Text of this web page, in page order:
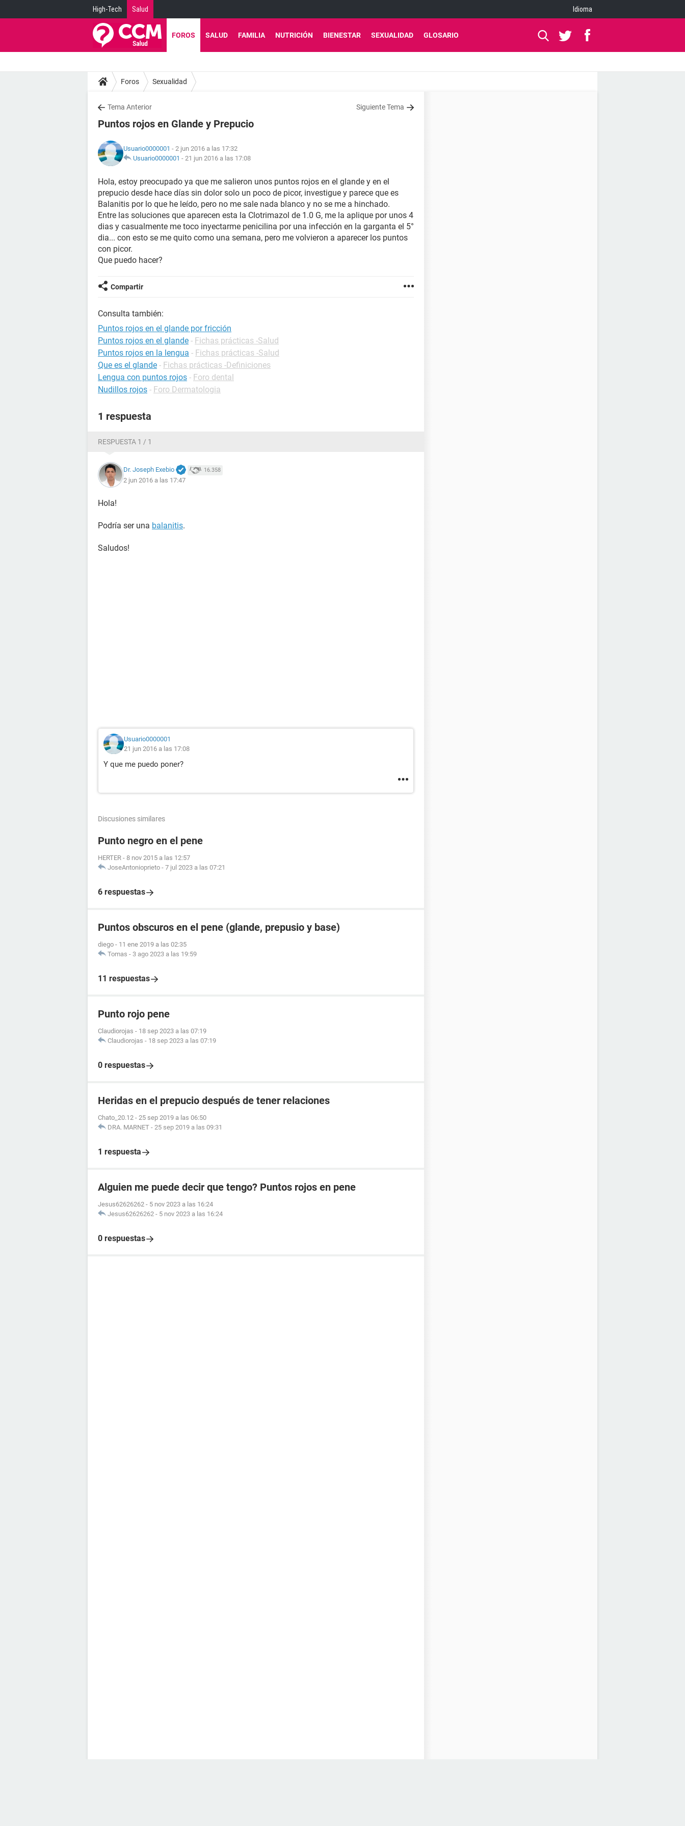
High-Tech Salud Idioma
FOROS SALUD FAMILIA NUTRICIÓN BIENESTAR SEXUALIDAD GLOSARIO
Foros Sexualidad
Tema Anterior Siguiente Tema
Puntos rojos en Glande y Prepucio
Usuario0000001 - 2 jun 2016 a las 17:32
Usuario0000001 - 21 jun 2016 a las 17:08
Hola, estoy preocupado ya que me salieron unos puntos rojos en el glande y en el
prepucio desde hace días sin dolor solo un poco de picor, investigue y parece que es
Balanitis por lo que he leído, pero no me sale nada blanco y no se me a hinchado.
Entre las soluciones que aparecen esta la Clotrimazol de 1.0 G, me la aplique por unos 4
dias y casualmente me toco inyectarme penicilina por una infección en la garganta el 5°
dia... con esto se me quito como una semana, pero me volvieron a aparecer los puntos
con picor.
Que puedo hacer?
Compartir
Consulta también:
Puntos rojos en el glande por fricción
Puntos rojos en el glande - Fichas prácticas -Salud
Puntos rojos en la lengua - Fichas prácticas -Salud
Que es el glande - Fichas prácticas -Definiciones
Lengua con puntos rojos - Foro dental
Nudillos rojos - Foro Dermatologia
1 respuesta
RESPUESTA 1 / 1
Dr. Joseph Exebio 16.358
2 jun 2016 a las 17:47
Hola!
Podría ser una balanitis.
Saludos!
Usuario0000001
21 jun 2016 a las 17:08
Y que me puedo poner?
Discusiones similares
Punto negro en el pene
HERTER - 8 nov 2015 a las 12:57
JoseAntonioprieto - 7 jul 2023 a las 07:21
6 respuestas
Puntos obscuros en el pene (glande, prepusio y base)
diego - 11 ene 2019 a las 02:35
Tomas - 3 ago 2023 a las 19:59
11 respuestas
Punto rojo pene
Claudiorojas - 18 sep 2023 a las 07:19
Claudiorojas - 18 sep 2023 a las 07:19
0 respuestas
Heridas en el prepucio después de tener relaciones
Chato_20.12 - 25 sep 2019 a las 06:50
DRA. MARNET - 25 sep 2019 a las 09:31
1 respuesta
Alguien me puede decir que tengo? Puntos rojos en pene
Jesus62626262 - 5 nov 2023 a las 16:24
Jesus62626262 - 5 nov 2023 a las 16:24
0 respuestas